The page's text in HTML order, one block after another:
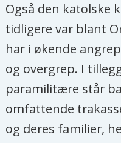
Også den katolske
tidligere var blant
har i økende
og overgrep. I
paramilitære står
omfattende
og deres familier,